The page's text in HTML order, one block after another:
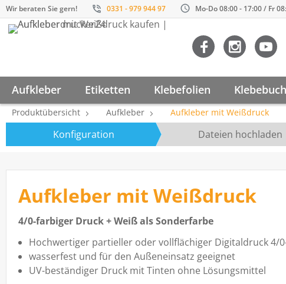
Wir beraten Sie gern! 0331 - 979 944 97 Mo-Do 08:00 - 17:00 / Fr
Aufkleber Etiketten Klebefolien
Produktübersicht Aufkleber Aufkleber mit Weißdruck
Konfiguration Dateien hochladen
Aufkleber mit Weißdruck
4/0-farbiger Druck + Weiß als Sonderfarbe
Hochwertiger partieller oder vollflächiger Digitaldruck 4/
wasserfest und für den Außeneinsatz geeignet
UV-beständiger Druck mit Tinten ohne Lösungsmittel